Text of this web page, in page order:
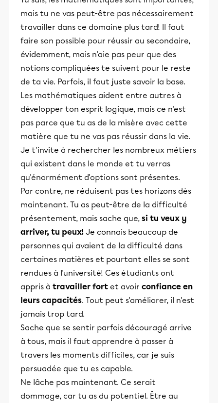
mais tu ne vas peut-être pas nécessairement
travailler dans ce domaine plus tard! Il faut
faire son possible pour réussir au secondaire,
évidemment, mais n'aie pas peur que des
notions compliquées te suivent pour le reste
de ta vie. Parfois, il faut juste savoir la base.
Les mathématiques aident entre autres à
développer ton esprit logique, mais ce n'est
pas parce que tu as de la misère avec cette
matière que tu ne vas pas réussir dans la vie.
Je t'invite à rechercher les nombreux métiers
qui existent dans le monde et tu verras
qu'énormément d'options sont présentes.
Par contre, ne réduisent pas tes horizons dès
maintenant. Tu as peut-être de la difficulté
présentement, mais sache que, si tu veux y
arriver, tu peux! Je connais beaucoup de
personnes qui avaient de la difficulté dans
certaines matières et pourtant elles se sont
rendues à l'université! Ces étudiants ont
appris à travailler fort et avoir confiance en
leurs capacités. Tout peut s'améliorer, il n'est
jamais trop tard.
Sache que se sentir parfois découragé arrive
à tous, mais il faut apprendre à passer à
travers les moments difficiles, car je suis
persuadée que tu es capable.
Ne lâche pas maintenant. Ce serait
dommage, car tu as du potentiel. Être au